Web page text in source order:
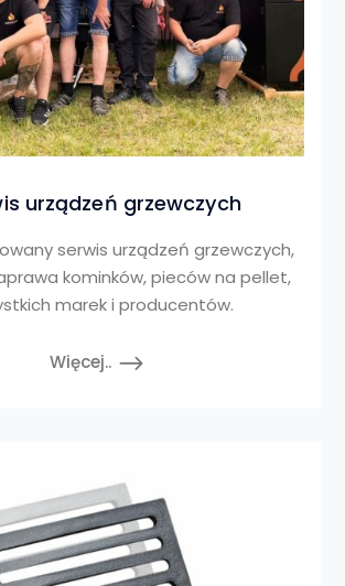
urządzeń grzewczych
serwis urządzeń grzewczych,
kominków, pieców na pellet,
marek i producentów.
Więcej..